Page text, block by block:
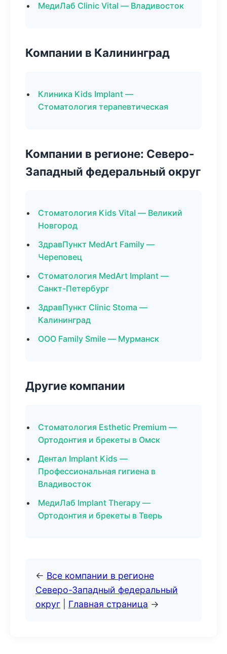
МедиЛаб Clinic Vital — Владивосток
Компании в Калининград
Клиника Kids Implant —
Стоматология терапевтическая
Компании в регионе: Северо-
Западный федеральный округ
Стоматология Kids Vital — Великий
Новгород
ЗдравПункт MedArt Family —
Череповец
Стоматология MedArt Implant —
Санкт-Петербург
ЗдравПункт Clinic Stoma —
Калининград
ООО Family Smile — Мурманск
Другие компании
Стоматология Esthetic Premium —
Ортодонтия и брекеты в Омск
Дентал Implant Kids —
Профессиональная гигиена в
Владивосток
МедиЛаб Implant Therapy —
Ортодонтия и брекеты в Тверь
← Все компании в регионе
Северо-Западный федеральный
округ
Главная страница →